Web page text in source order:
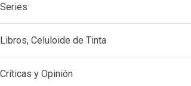
Series
Libros, Celuloide de Tinta
Críticas y Opinión